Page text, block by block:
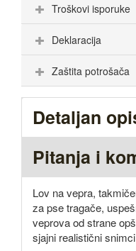
Troškovi isporuke
Deklaracija
Zaštita potrošača
Detaljan
Pitanja i
Lov na vepra,
za pse tragače,
veprova od strane
sjajni realistični